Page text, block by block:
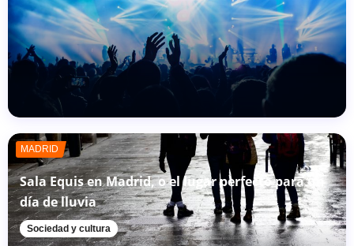
MADRID
Sala Equis en Madrid, o el lugar perfecto para un
día de lluvia
Sociedad y cultura